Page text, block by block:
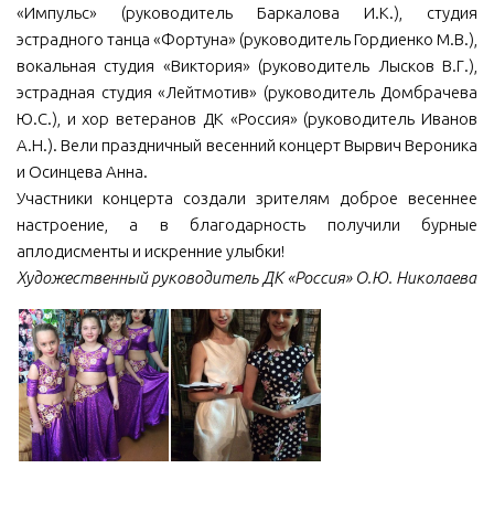
ДК «Россия»
Афиша
Независимая оценка качества
Контакты
«Импульс» (руководитель Баркалова И.К.), студия
эстрадного танца «Фортуна» (руководитель Гордиенко М.В.),
вокальная студия «Виктория» (руководитель Лысков В.Г.),
эстрадная студия «Лейтмотив» (руководитель Домбрачева
Ю.С.), и хор ветеранов ДК «Россия» (руководитель Иванов
А.Н.). Вели праздничный весенний концерт Вырвич Вероника
и Осинцева Анна.
Участники концерта создали зрителям доброе весеннее
настроение, а в благодарность получили бурные
аплодисменты и искренние улыбки!
Художественный руководитель ДК «Россия» О.Ю. Николаева